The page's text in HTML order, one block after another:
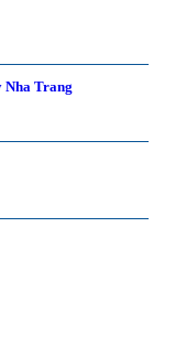
Nha Trang